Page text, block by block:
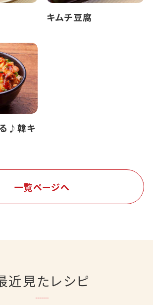
キムチ豆腐
る♪韓キ
一覧ページへ
近見たレシピ